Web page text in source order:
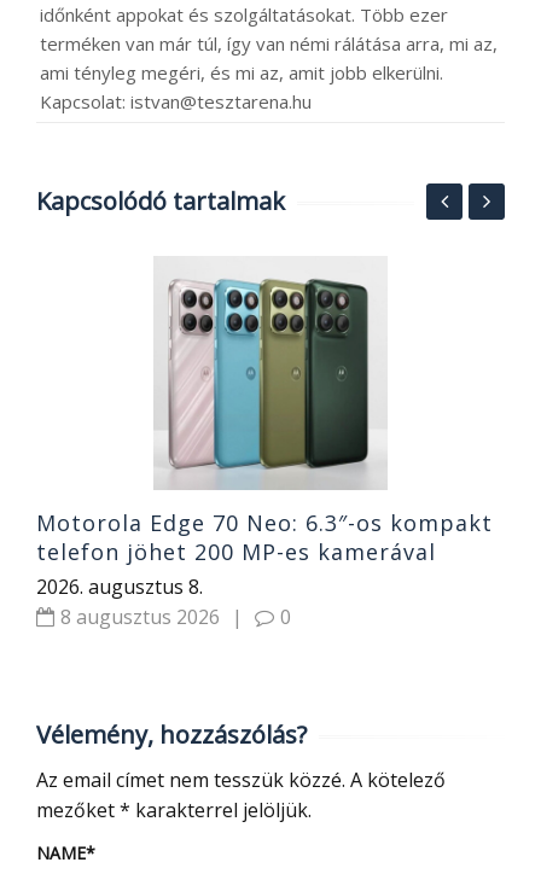
időnként appokat és szolgáltatásokat. Több ezer
terméken van már túl, így van némi rálátása arra, mi az,
ami tényleg megéri, és mi az, amit jobb elkerülni.
Kapcsolat: istvan@tesztarena.hu
Kapcsolódó tartalmak
Motorola Edge 70 Neo: 6.3″-os kompakt
telefon jöhet 200 MP-es kamerával
2026. augusztus 8.
8 augusztus 2026
| 0
Vélemény, hozzászólás?
Az email címet nem tesszük közzé. A kötelező
mezőket* karakterrel jelöljük.
NAME*